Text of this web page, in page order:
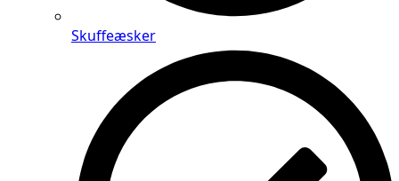
Skuffeæsker